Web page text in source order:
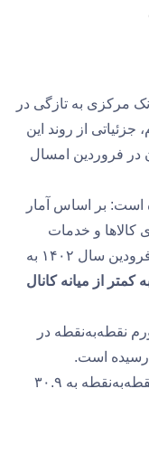
مرکزی به تازگی در
جزئیاتی از روند این
فروردین امسال
است: بر اساس آمار
کالاها و خدمات
مصرفی در فروردین سال ۱۴۰۳ نسبت به فرودین سال ۱۴۰۲ به
کمتر از میانه کانال
نقطه‌به‌نقطه در
هفته گذشته نیز مرکز آمار از کاهش تورم نقطه‌به‌نقطه به ۳۰.۹